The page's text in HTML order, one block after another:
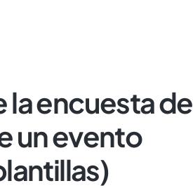
la encuesta de
un evento